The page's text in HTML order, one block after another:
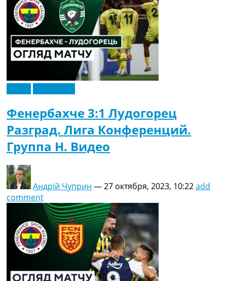
Фенербахче 3:1 Лудогорец
Разград. Лига Конференций.
Группа H. Видео
Андрій Чуприн —27 октября, 2023, 10:22add
comment